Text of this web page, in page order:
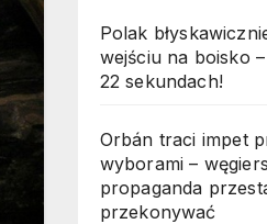
Polak
wejściu na boisko
22 sekundach!
Orbán traci impet
wyborami –
propaganda
przekonywać